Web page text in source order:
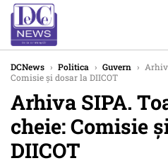
DCNews › Politica › Guvern ›
Comisie și dosar la DIICOT
Arhiva SIPA.
cheie: Comisie
DIICOT